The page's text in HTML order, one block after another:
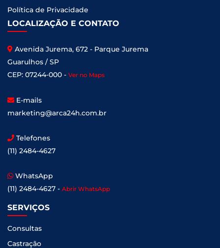
Política de Privacidade
LOCALIZAÇÃO E CONTATO
Avenida Jurema, 672 - Parque Jurema
Guarulhos / SP
CEP: 07244-000 - Ver no Maps
E-mails
marketing@arca24h.com.br
Telefones
(11) 2484-4627
WhatsApp
(11) 2484-4627 - Abrir WhatsApp
SERVIÇOS
Consultas
Castração